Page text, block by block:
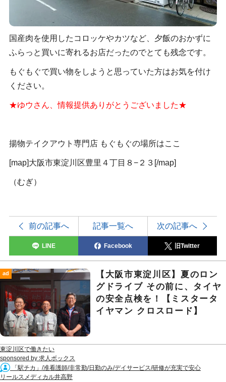
国産肉を使用したコロッケやカツなど、夕飯のおかずに
ふらっと買いに寄れるお店だったのでとても残念です。
もぐもぐで買い物をしようと思っていた方はお気を付け
ください。
★ゆウさん、情報提供ありがとうございました★
揚物テイクアウト専門店 もぐもぐの場所はここ
[map]大阪市東淀川区豊里４丁目８−２３[/map]
（むぎ）
前の記事へ 記事一覧へ 次の記事へ
LINE Facebook 旧Twitter
ad
【大阪市東淀川区】夏のロン
グドライブ その前に、タイヤ
の安全点検を！【ミスタータ
イヤマン クロスロード】
東淀川区で働きたい
sponsored by 求人ボックス
「駅チカ」/准看護師/非常勤/日勤のみ/デイサービス/研修が充実で安心
リールスメディカル井高野